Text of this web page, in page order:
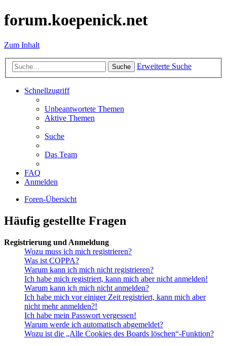
forum.koepenick.net
Zum Inhalt
Suche Erweiterte Suche
Schnellzugriff
Unbeantwortete Themen
Aktive Themen
Suche
Das Team
FAQ
Anmelden
Foren-Übersicht
Häufig gestellte Fragen
Registrierung und Anmeldung
Wozu muss ich mich registrieren?
Was ist COPPA?
Warum kann ich mich nicht registrieren?
Ich habe mich registriert, kann mich aber nicht anmelden!
Warum kann ich mich nicht anmelden?
Ich habe mich vor einiger Zeit registriert, kann mich aber
nicht mehr anmelden?!
Ich habe mein Passwort vergessen!
Warum werde ich automatisch abgemeldet?
Wozu ist die „Alle Cookies des Boards löschen“-Funktion?